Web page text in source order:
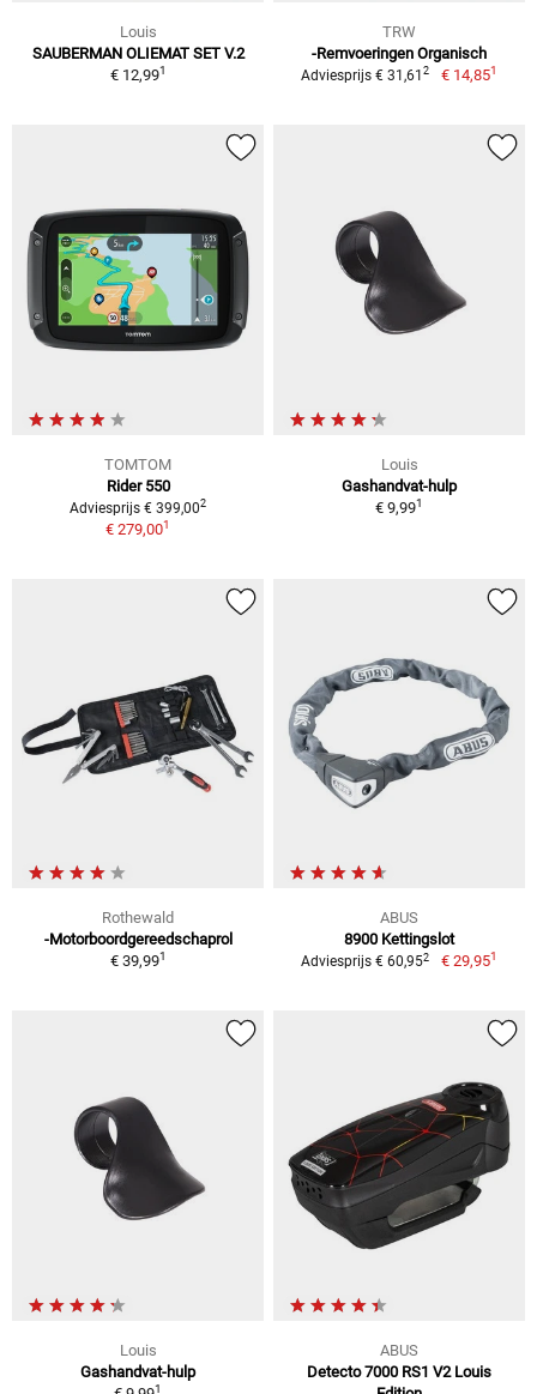
Louis
SAUBERMAN OLIEMAT SET V.2
€ 12,991
TRW
-Remvoeringen Organisch
Adviesprijs € 31,612 € 14,851
TOMTOM
Rider 550
Adviesprijs € 399,002
€ 279,001
Louis
Gashandvat-hulp
€ 9,991
Rothewald
-Motorboordgereedschaprol
€ 39,991
ABUS
8900 Kettingslot
Adviesprijs € 60,952 € 29,951
Louis
Gashandvat-hulp
1
ABUS
Detecto 7000 RS1 V2 Louis